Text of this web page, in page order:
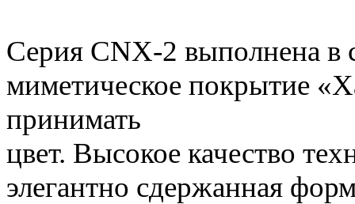
Серия CNX-2 выполнена в
миметическое покрытие
принимать
цвет. Высокое качество
элегантно сдержанная